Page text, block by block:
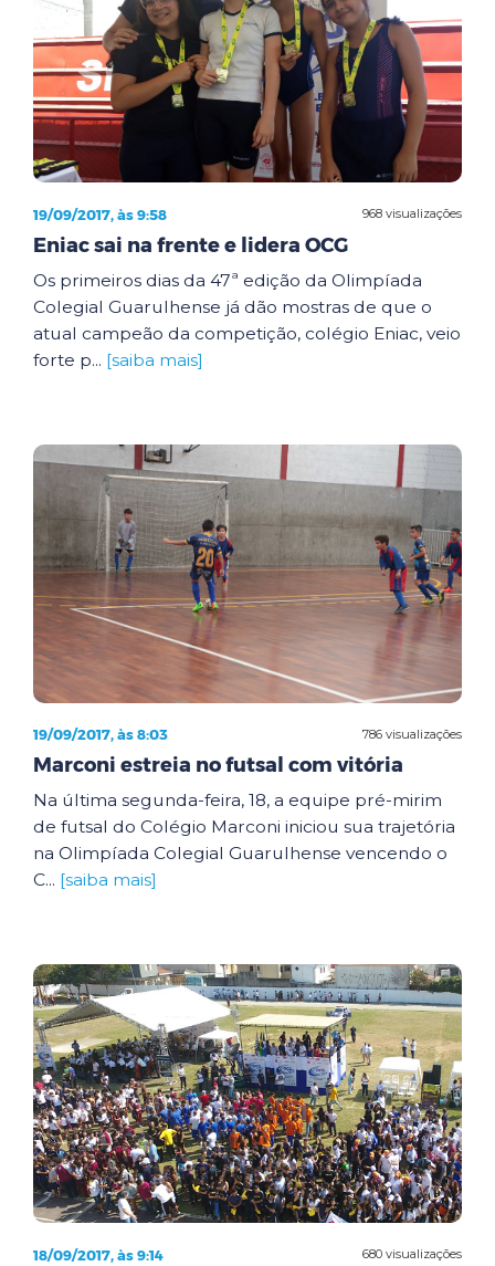
968 visualizações
19/09/2017, às 9:58
Eniac sai na frente e lidera OCG
Os primeiros dias da 47ª edição da Olimpíada
Colegial Guarulhense já dão mostras de que o
atual campeão da competição, colégio Eniac, veio
forte p... [saiba mais]
786 visualizações
19/09/2017, às 8:03
Marconi estreia no futsal com vitória
Na última segunda-feira, 18, a equipe pré-mirim
de futsal do Colégio Marconi iniciou sua trajetória
na Olimpíada Colegial Guarulhense vencendo o
C... [saiba mais]
680 visualizações
18/09/2017, às 9:14